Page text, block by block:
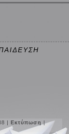
|Εκτύπωση |